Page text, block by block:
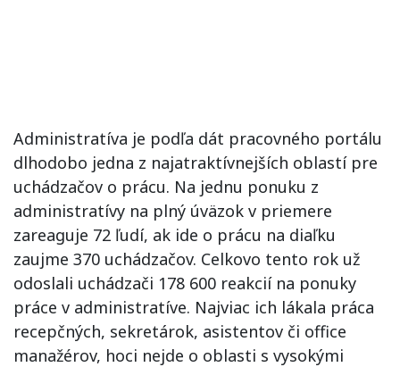
Administratíva je podľa dát pracovného portálu
dlhodobo jedna z najatraktívnejších oblastí pre
uchádzačov o prácu. Na jednu ponuku z
administratívy na plný úväzok v priemere
zareaguje 72 ľudí, ak ide o prácu na diaľku
zaujme 370 uchádzačov. Celkovo tento rok už
odoslali uchádzači 178 600 reakcií na ponuky
práce v administratíve. Najviac ich lákala práca
recepčných, sekretárok, asistentov či office
manažérov, hoci nejde o oblasti s vysokými